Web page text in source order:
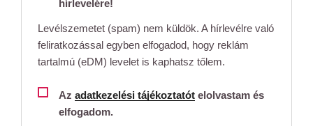
hírlevelére!
Levélszemetet (spam) nem küldök. A hírlevélre való
feliratkozással egyben elfogadod, hogy reklám
tartalmú (eDM) levelet is kaphatsz tőlem.
Az adatkezelési tájékoztatótelolvastam és
elfogadom.